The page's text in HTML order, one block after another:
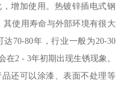
增加使用。热镀锌插电式钢
其使用寿命与外部环境有很大
70-80年，行业一般为20-30
2 - 3年初期出现生锈现象。
还可以涂漆、表面不处理等